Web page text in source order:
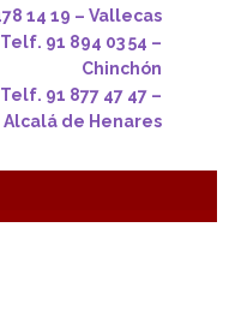
– Vallecas
91 894 03 54 –
Chinchón
91 877 47 47 –
Alcalá de Henares